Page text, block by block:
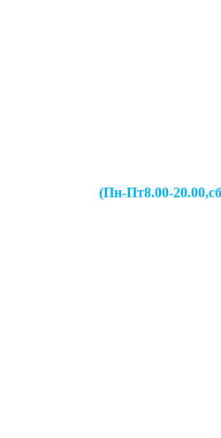
20.00,сб 8.00-